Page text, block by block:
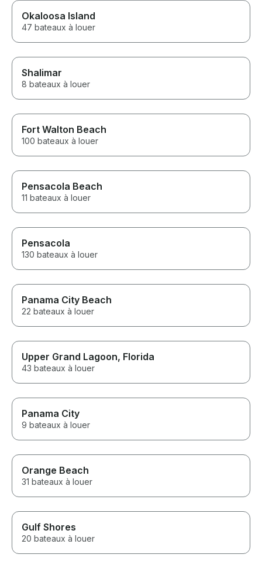
Okaloosa Island
47 bateaux à louer
Shalimar
8 bateaux à louer
Fort Walton Beach
100 bateaux à louer
Pensacola Beach
11 bateaux à louer
Pensacola
130 bateaux à louer
Panama City Beach
22 bateaux à louer
Upper Grand Lagoon, Florida
43 bateaux à louer
Panama City
9 bateaux à louer
Orange Beach
31 bateaux à louer
Gulf Shores
20 bateaux à louer